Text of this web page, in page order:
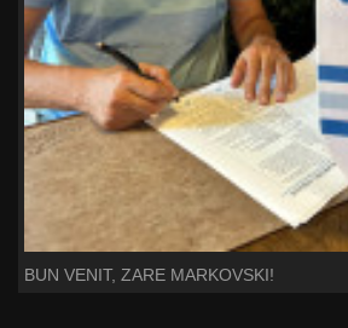
BUN VENIT, ZARE MARKOVSKI!